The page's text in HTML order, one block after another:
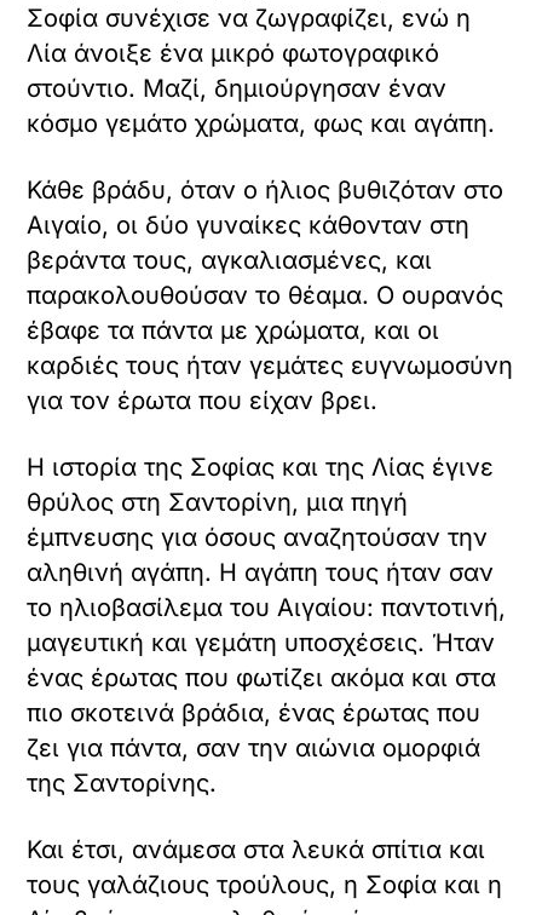
Σοφία συνέχισε να ζωγραφίζει, ενώ η
Λία άνοιξε ένα μικρό φωτογραφικό
στούντιο. Μαζί, δημιούργησαν έναν
κόσμο γεμάτο χρώματα, φως και αγάπη.
Κάθε βράδυ, όταν ο ήλιος βυθιζόταν στο
Αιγαίο, οι δύο γυναίκες κάθονταν στη
βεράντα τους, αγκαλιασμένες, και
παρακολουθούσαν το θέαμα. Ο ουρανός
έβαφε τα πάντα με χρώματα, και οι
καρδιές τους ήταν γεμάτες ευγνωμοσύνη
για τον έρωτα που είχαν βρει.
Η ιστορία της Σοφίας και της Λίας έγινε
θρύλος στη Σαντορίνη, μια πηγή
έμπνευσης για όσους αναζητούσαν την
αληθινή αγάπη. Η αγάπη τους ήταν σαν
το ηλιοβασίλεμα του Αιγαίου: παντοτινή,
μαγευτική και γεμάτη υποσχέσεις. Ήταν
ένας έρωτας που φωτίζει ακόμα και στα
πιο σκοτεινά βράδια, ένας έρωτας που
ζει για πάντα, σαν την αιώνια ομορφιά
της Σαντορίνης.
Και έτσι, ανάμεσα στα λευκά σπίτια και
τους γαλάζιους τρούλους, η Σοφία και η